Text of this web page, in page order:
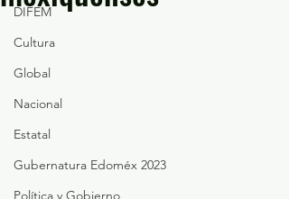
DIFEM
Cultura
Global
Nacional
Estatal
Gubernatura Edoméx 2023
Política y Gobierno